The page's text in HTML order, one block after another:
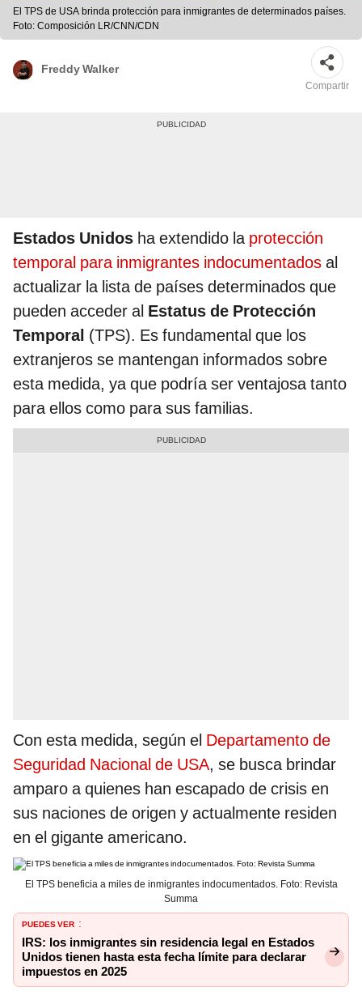
El TPS de USA brinda protección para inmigrantes de determinados países.
Foto: Composición LR/CNN/CDN
Freddy Walker
Compartir
Estados Unidos ha extendido la protección
temporal para inmigrantes indocumentados al
actualizar la lista de países determinados que
pueden acceder al Estatus de Protección
Temporal (TPS). Es fundamental que los
extranjeros se mantengan informados sobre
esta medida, ya que podría ser ventajosa tanto
para ellos como para sus familias.
Con esta medida, según el Departamento de
Seguridad Nacional de USA, se busca brindar
amparo a quienes han escapado de crisis en
sus naciones de origen y actualmente residen
en el gigante americano.
El TPS beneficia a miles de inmigrantes indocumentados. Foto: Revista
Summa
PUEDES VER :
IRS: los inmigrantes sin residencia legal en Estados
Unidos tienen hasta esta fecha límite para declarar
impuestos en 2025